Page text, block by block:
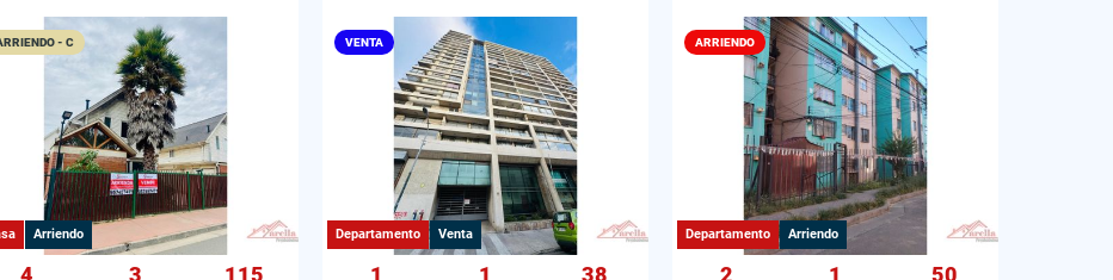
- C
Arriendo
4 3 115
VENTA
Departamento Venta
1 1 38
ARRIENDO
Departamento Arriendo
2 1 50